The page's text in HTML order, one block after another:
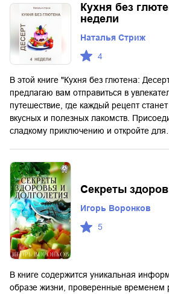
Кухня без
недели
Наталья Стриж
4
В этой книге "Кухня без глютена:
предлагаю вам отправиться в
путешествие, где каждый рецепт
вкусных и полезных лакомств.
сладкому приключению и откройте для…
Cекреты
Игорь Воронков
5
В книге содержится уникальная
образе жизни, проверенные временем